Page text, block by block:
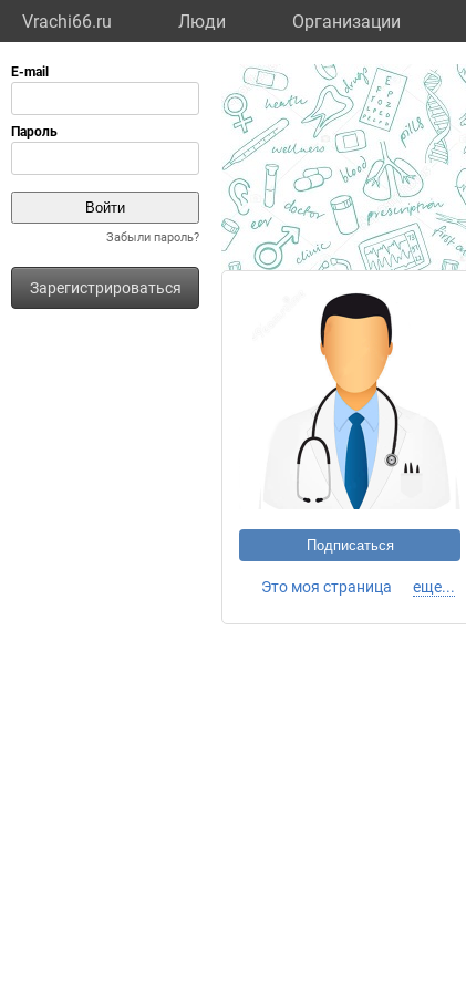
Vrachi66.ru Люди Организации
Забыли пароль?
Зарегистрироваться
Подписаться
Это моя страница еще...